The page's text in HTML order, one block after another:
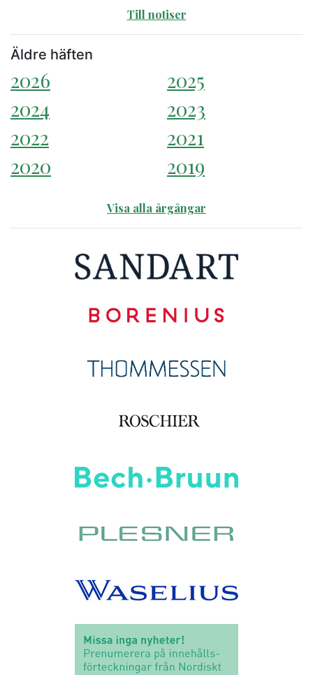
Till notiser
Äldre häften
2026
2025
2024
2023
2022
2021
2020
2019
Visa alla årgångar